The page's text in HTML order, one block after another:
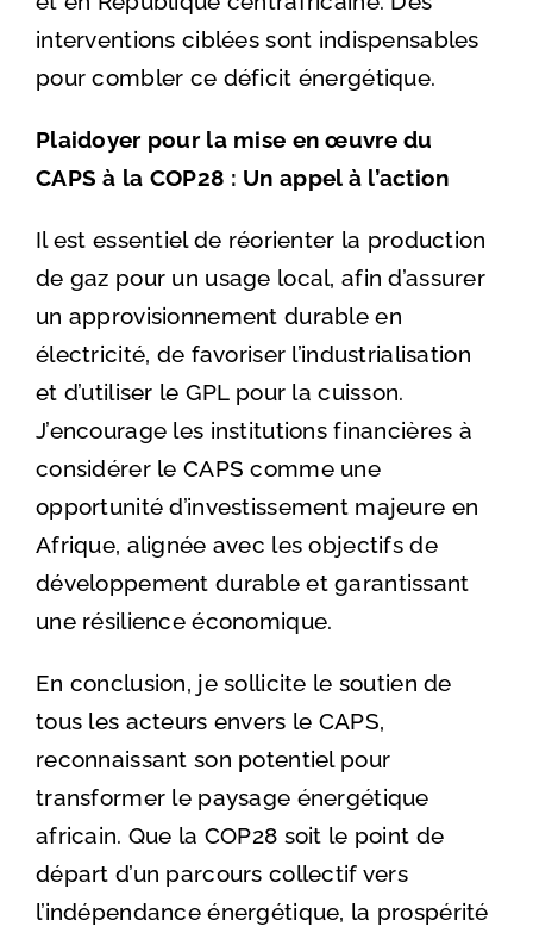
interventions ciblées sont indispensables
pour combler ce déficit énergétique.
Plaidoyer pour la mise en œuvre du
CAPS à la COP28 : Un appel à l’action
Il est essentiel de réorienter la production
de gaz pour un usage local, afin d’assurer
un approvisionnement durable en
électricité, de favoriser l’industrialisation
et d’utiliser le GPL pour la cuisson.
J’encourage les institutions financières à
considérer le CAPS comme une
opportunité d’investissement majeure en
Afrique, alignée avec les objectifs de
développement durable et garantissant
une résilience économique.
En conclusion, je sollicite le soutien de
tous les acteurs envers le CAPS,
reconnaissant son potentiel pour
transformer le paysage énergétique
africain. Que la COP28 soit le point de
départ d’un parcours collectif vers
l’indépendance énergétique, la prospérité